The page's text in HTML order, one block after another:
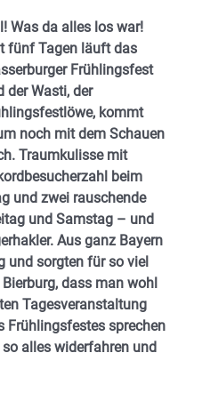
Was da alles los war!
fünf Tagen läuft das
Frühlingsfest
der Wasti, der
kommt
noch mit dem Schauen
Traumkulisse mit
beim
und zwei rauschende
und Samstag – und
Aus ganz Bayern
und sorgten für so viel
dass man wohl
Tagesveranstaltung
Frühlingsfestes sprechen
alles widerfahren und